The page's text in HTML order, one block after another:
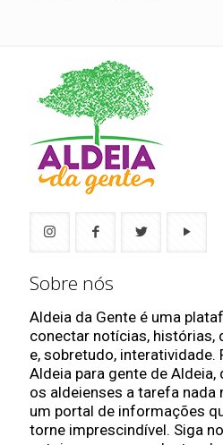
Sobre nós
Aldeia da Gente é uma
conectar notícias, histórias,
e, sobretudo, interatividade.
Aldeia para gente de
os aldeienses a tarefa
um portal de informações
torne imprescindível. Siga